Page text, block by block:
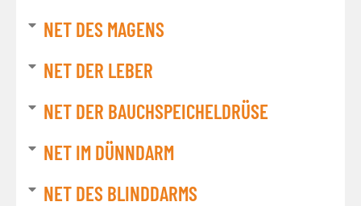
NET DES MAGENS
NET DER LEBER
NET DER BAUCHSPEICHELDRÜSE
NET IM DÜNNDARM
NET DES BLINDDARMS